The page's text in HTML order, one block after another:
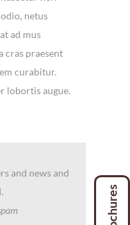
netus
ad mus
cras praesent
curabitur.
lobortis augue.
and news and